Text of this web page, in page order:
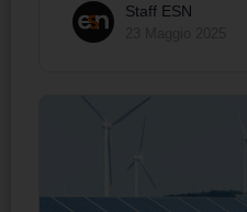
Staff ESN